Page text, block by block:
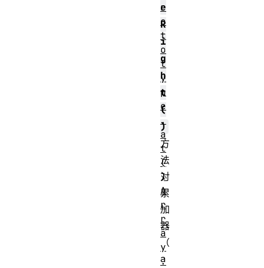
e
R
i
g
h
t
(
)
方
法
对
累
加
器
（
a
r
o
t
o
t
y
p
e
.
a
t
(
)
A
r
r
a
y
.